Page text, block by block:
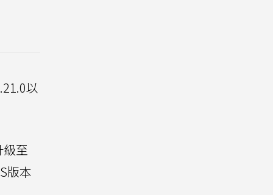
以
至
版本